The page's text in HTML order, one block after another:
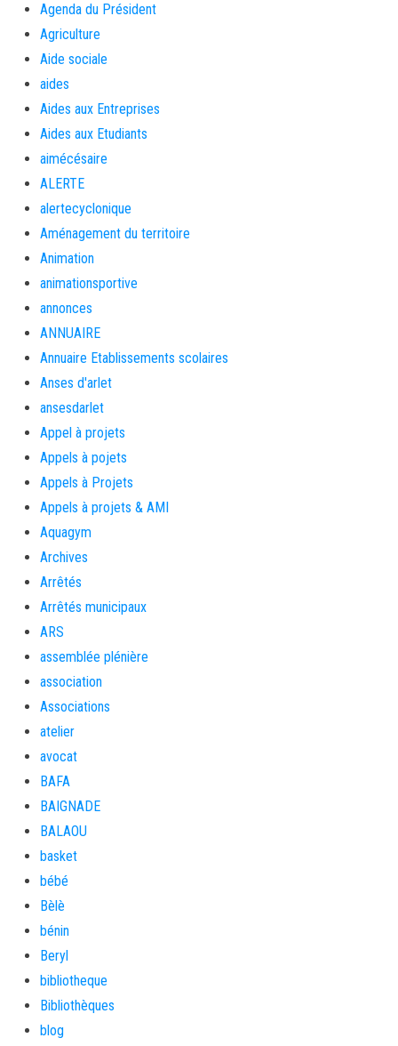
Agenda du Président
Agriculture
Aide sociale
aides
Aides aux Entreprises
Aides aux Etudiants
aimécésaire
ALERTE
alertecyclonique
Aménagement du territoire
Animation
animationsportive
annonces
ANNUAIRE
Annuaire Etablissements scolaires
Anses d'arlet
ansesdarlet
Appel à projets
Appels à pojets
Appels à Projets
Appels à projets & AMI
Aquagym
Archives
Arrêtés
Arrêtés municipaux
ARS
assemblée plénière
association
Associations
atelier
avocat
BAFA
BAIGNADE
BALAOU
basket
bébé
Bèlè
bénin
Beryl
bibliotheque
Bibliothèques
blog